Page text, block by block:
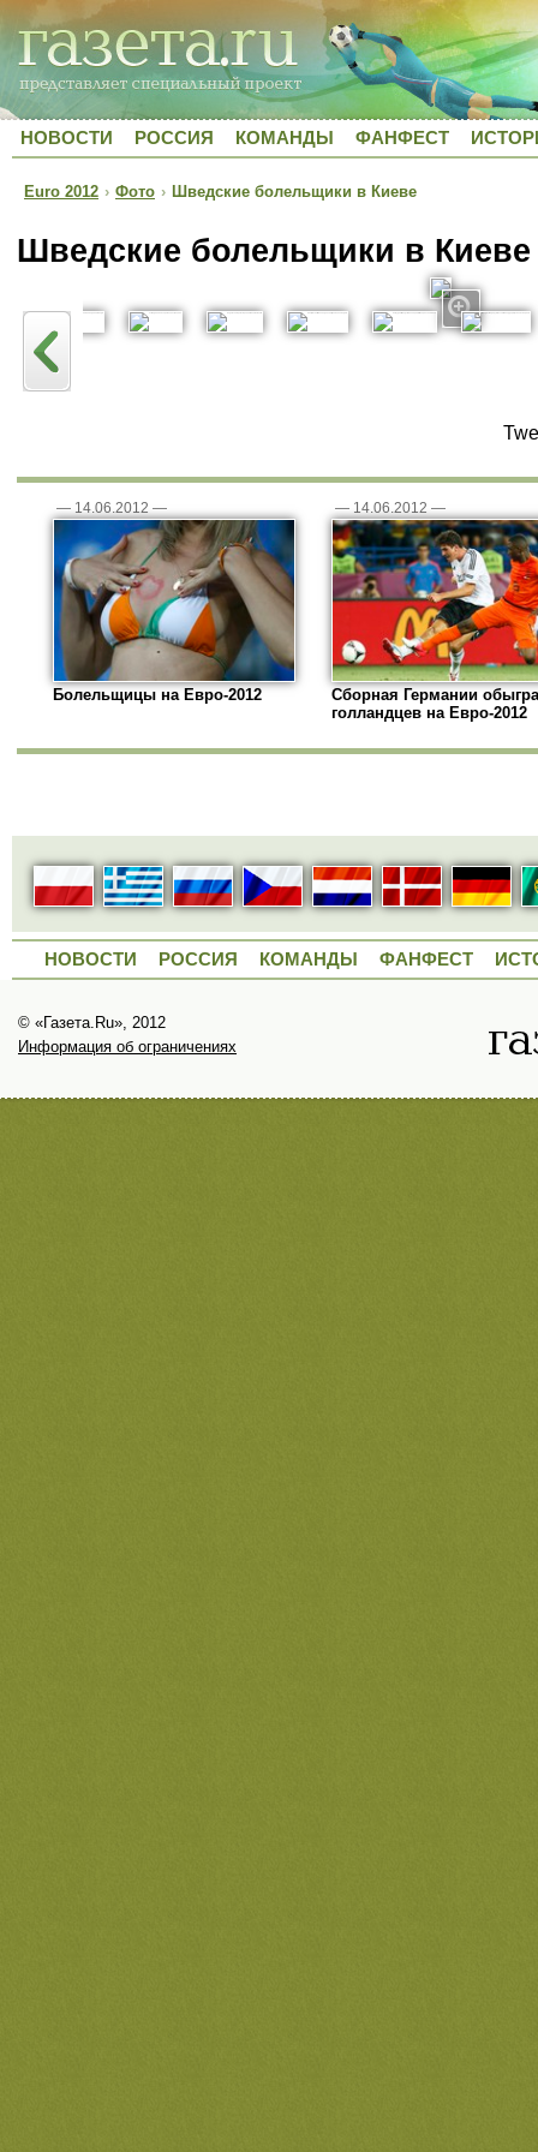
НОВОСТИ РОССИЯ КОМАНДЫ ФАНФЕСТ
Euro 2012 › Фото › Шведские болельщики в Киеве
Шведские болельщики в Киеве
— 14.06.2012 —
Болельщицы на Евро-2012
— 14.06.2012 —
Сборная Германии
голландцев на Евро-2012
НОВОСТИ РОССИЯ КОМАНДЫ ФАНФЕСТ
© «Газета.Ru», 2012
Информация об ограничениях